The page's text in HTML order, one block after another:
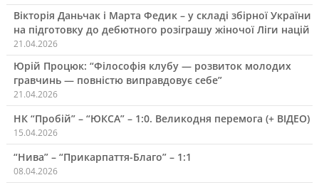
Вікторія Даньчак і Марта Федик – у складі збірної України
на підготовку до дебютного розіграшу жіночої Ліги націй
21.04.2026
Юрій Процюк: “Філософія клубу — розвиток молодих
гравчинь — повністю виправдовує себе”
21.04.2026
НК “Пробій” – “ЮКСА” – 1:0. Великодня перемога (+ ВІДЕО)
15.04.2026
“Нива” – “Прикарпаття-Благо” – 1:1
08.04.2026